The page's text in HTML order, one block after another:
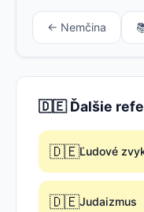
← Nemčina
🇩🇪 Ďalšie
🇩🇪Ľudové
🇩🇪Judaizmus